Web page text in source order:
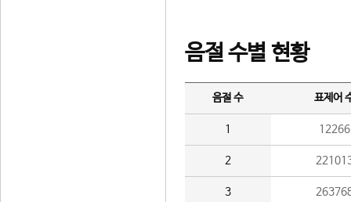
음절 수별 현황
음절 수 표제어
1 12266
2
3